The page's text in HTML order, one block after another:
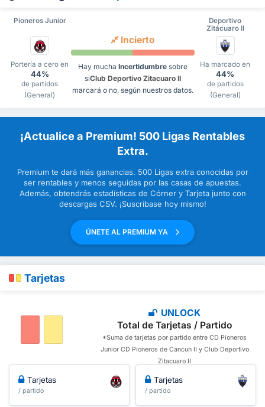
Pioneros Junior
Deportivo
Zitácuaro II
Portería a cero en
44%
de partidos
(General)
Incierto
Hay mucha Incertidumbresobre
siClub Deportivo Zitacuaro II
marcará o no, según nuestros datos.
Ha marcado en
44%
de partidos
(General)
¡Actualice a Premium! 500 Ligas Rentables
Extra.
Premium te dará más ganancias. 500 Ligas extra conocidas por
ser rentables y menos seguidas por las casas de apuestas.
Además, obtendrás estadísticas de Córner y Tarjeta junto con
descargas CSV. ¡Suscríbase hoy mismo!
ÚNETE AL PREMIUM YA
Tarjetas
UNLOCK
Total de Tarjetas / Partido
*Suma de tarjetas por partido entre CD Pioneros
Junior CD Pioneros de Cancun II y Club Deportivo
Zitacuaro II
Tarjetas
/ partido
Tarjetas
/ partido